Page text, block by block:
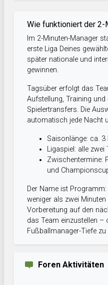
Wie funktioniert der 2-
Im 2-Minuten-Manager
erste Liga Deines
später nationale und
gewinnen.
Tagsüber erfolgt das
Aufstellung, Training und
Spielertransfers. Die
automatisch jede Nacht
Saisonlänge: ca. 3
Ligaspiel: alle zwei
Zwischentermine:
und
Der Name ist Programm:
weniger als zwei
Vorbereitung auf den
das Team einzustellen –
Fußballmanager-Tiefe zu
Foren Aktivitäten